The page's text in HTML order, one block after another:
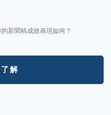
新聞稿成效表現如何？
解